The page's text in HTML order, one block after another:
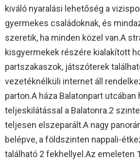
kiváló nyaralási lehetőség a
gyermekes családoknak, és
szeretik, ha minden közel van.A
kisgyermekek részére kialakított
partszakaszok, játszóterek
vezetéknélküli internet áll
parton.A háza Balatonpart utcában
teljeskilátással a Balatonra.2
teljesen elszeparált.A nagy
belépve, a földszinten nappali-
található 2 fekhellyel.Az emeleten